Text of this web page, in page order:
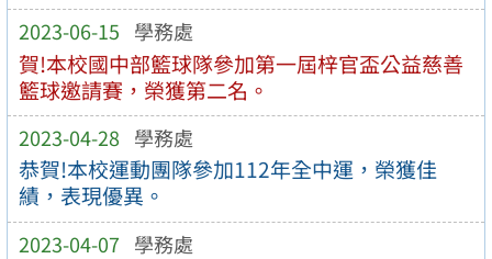
2023-06-15 學務處
賀!本校國中部籃球隊參加第一屆梓官盃公益慈善
籃球邀請賽，榮獲第二名。
2023-04-28 學務處
恭賀!本校運動團隊參加112年全中運，榮獲佳
績，表現優異。
2023-04-07 學務處